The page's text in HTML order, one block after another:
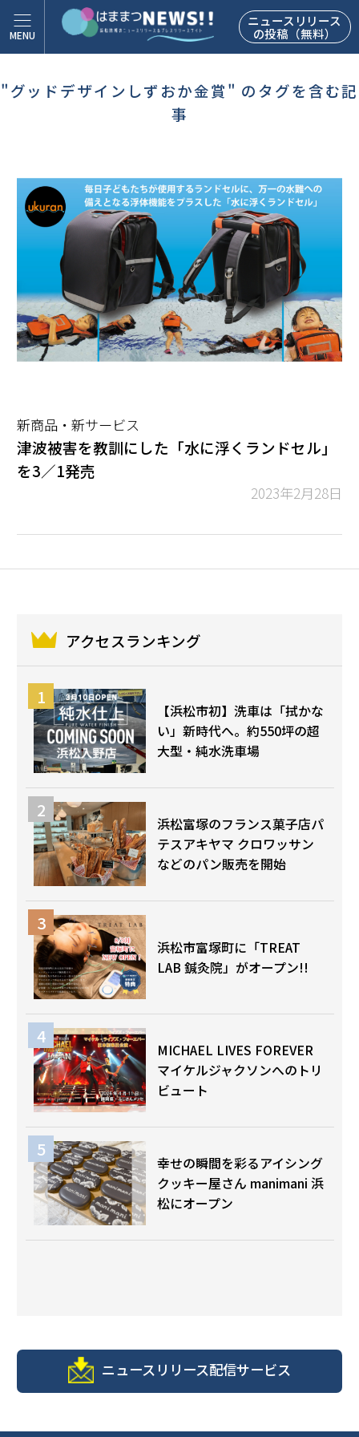
ニュースリリース
の投稿（無料）
"グッドデザインしずおか金賞" のタグを含む記
事
新商品・新サービス
津波被害を教訓にした「水に浮くランドセル」
を3／1発売
2023年2月28日
アクセスランキング
【浜松市初】洗車は「拭かな
い」新時代へ。約550坪の超
大型・純水洗車場
浜松富塚のフランス菓子店パ
テスアキヤマ クロワッサン
などのパン販売を開始
浜松市富塚町に「TREAT
LAB 鍼灸院」がオープン!!
MICHAEL LIVES FOREVER
マイケルジャクソンへのトリ
ビュート
幸せの瞬間を彩るアイシング
クッキー屋さん manimani 浜
松にオープン
ニュースリリース配信サービス